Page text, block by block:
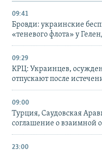
09:41
Бровди: украинские
«теневого флота» у
09:29
КРЦ: Украинцев,
отпускают после
09:00
Турция, Саудовская
соглашение о взаимной
23:00